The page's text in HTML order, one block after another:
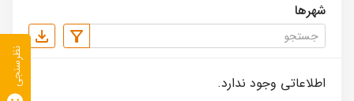
شهرها
اطلاعاتی وجود ندارد. نظرسنجی